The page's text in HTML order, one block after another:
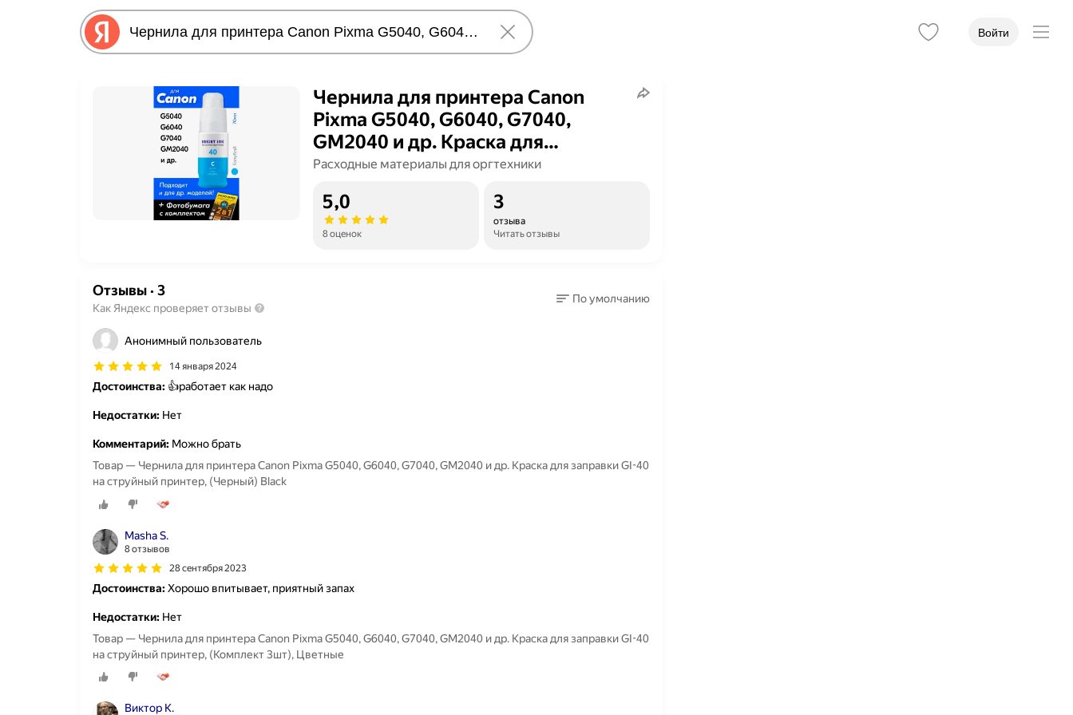
Войти
Чернила для принтера Canon
Pixma G5040, G6040, G7040,
GM2040 и др. Краска для
заправки GI-40 на струйный
Расходные материалы для оргтехники
5,0
8 оценок
3
отзыва
Читать отзывы
Отзывы· 3
Как Яндекс проверяет отзывы
По умолчанию
Анонимный пользователь
14 января 2024
Достоинства: 👍работает как надо
Недостатки: Нет
Комментарий: Можно брать
Товар — Чернила для принтера Canon Pixma G5040, G6040, G7040, GM2040 и др. Краска для заправки GI-40
на струйный принтер, (Черный) Black
Masha S.
8 отзывов
28 сентября 2023
Достоинства:Хорошо впитывает, приятный запах
Недостатки: Нет
Товар — Чернила для принтера Canon Pixma G5040, G6040, G7040, GM2040 и др. Краска для заправки GI-40
на струйный принтер, (Комплект 3шт), Цветные
Виктор К.